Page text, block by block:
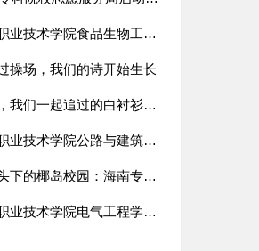
院食品生物工程学院：“乡村特色食品（腐竹、
操场，我们的诗开始生长
们一起追过的白衬衫少年
院公路与建筑工程学院：“乡村通村公路养护与
校园：海南专科生vlog火出圈，日常碎片太
电气工程学院：吴宇轩团队守护乡村用电，三